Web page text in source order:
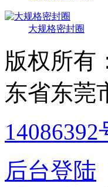
大规格密封圈
版权所有
东省东莞
14086392
后台登陆